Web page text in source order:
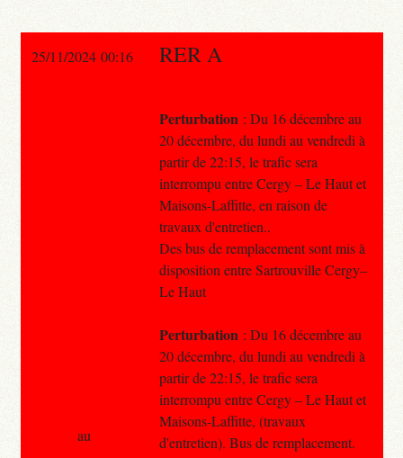
25/11/2024 00:16 RER A
Perturbation : Du 16 décembre au
20 décembre, du lundi au vendredi à
partir de 22:15, le trafic sera
interrompu entre Cergy – Le Haut et
Maisons-Laffitte, en raison de
travaux d'entretien..
Des bus de remplacement sont mis à
disposition entre Sartrouville Cergy–
Le Haut
Perturbation : Du 16 décembre au
20 décembre, du lundi au vendredi à
partir de 22:15, le trafic sera
interrompu entre Cergy – Le Haut et
Maisons-Laffitte, (travaux
d'entretien). Bus de remplacement.
au